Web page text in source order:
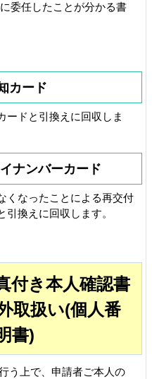
委任したことが分かる書
カード
ードと引換えに回収しま
ナンバーカード
くなったことによる再交付
換えに回収します。
付き本人確認書
取扱い(個人番
書)
う上で、申請者ご本人の